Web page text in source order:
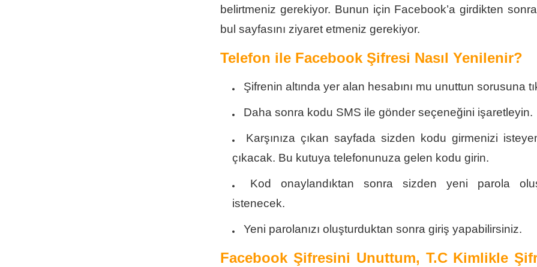
belirtmeniz gerekiyor. Bunun için Facebook’a girdikten sonra
bul sayfasını ziyaret etmeniz gerekiyor.
Telefon ile Facebook Şifresi Nasıl Yenilenir?
Şifrenin altında yer alan hesabını mu unuttun sorusuna
Daha sonra kodu SMS ile gönder seçeneğini işaretleyin.
Karşınıza çıkan sayfada sizden kodu girmenizi
çıkacak. Bu kutuya telefonunuza gelen kodu girin.
Kod onaylandıktan sonra sizden yeni parola
istenecek.
Yeni parolanızı oluşturduktan sonra giriş yapabilirsiniz.
Facebook Şifresini Unuttum, T.C Kimlikle